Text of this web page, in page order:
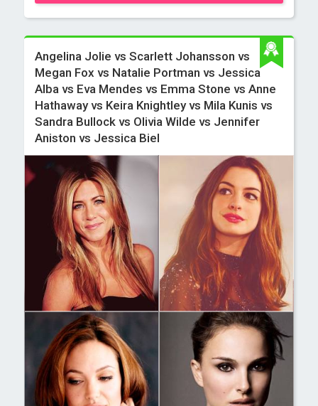
Angelina Jolie vs Scarlett Johansson vs
Megan Fox vs Natalie Portman vs Jessica
Alba vs Eva Mendes vs Emma Stone vs Anne
Hathaway vs Keira Knightley vs Mila Kunis vs
Sandra Bullock vs Olivia Wilde vs Jennifer
Aniston vs Jessica Biel